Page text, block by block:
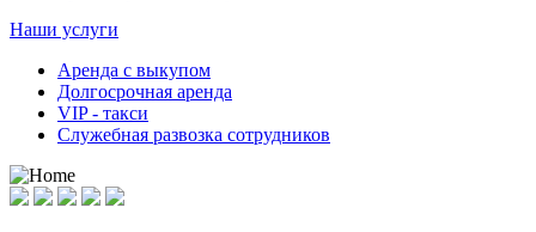
Наши услуги
Аренда с выкупом
Долгосрочная аренда
VIP - такси
Служебная развозка сотрудников